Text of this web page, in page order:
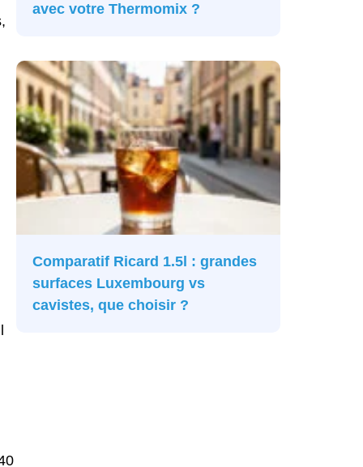
avec votre Thermomix ?
Comparatif Ricard 1.5l : grandes
surfaces Luxembourg vs
cavistes, que choisir ?